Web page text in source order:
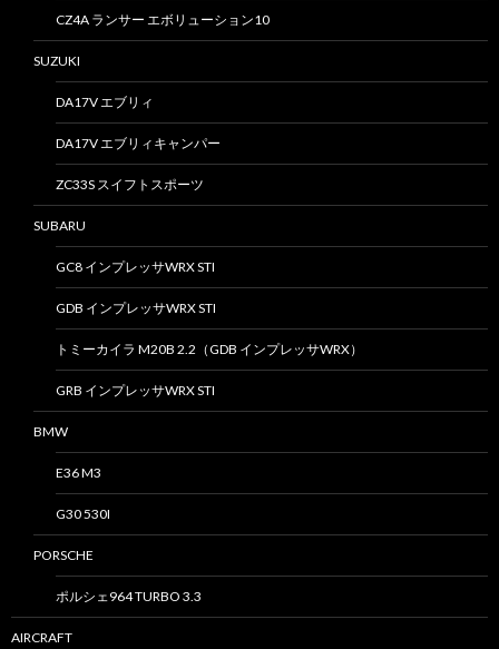
CZ4A ランサー エボリューション10
SUZUKI
DA17V エブリィ
DA17V エブリィキャンパー
ZC33S スイフトスポーツ
SUBARU
GC8 インプレッサWRX STI
GDB インプレッサWRX STI
トミーカイラ M20B 2.2（GDB インプレッサWRX）
GRB インプレッサWRX STI
BMW
E36 M3
G30 530I
PORSCHE
ポルシェ964 TURBO 3.3
AIRCRAFT